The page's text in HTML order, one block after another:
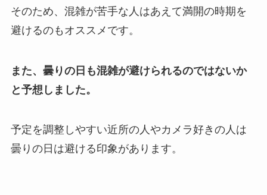
そのため、混雑が苦手な人はあえて満開の時期を
避けるのもオススメです。
また、曇りの日も混雑が避けられるのではないか
と予想しました。
予定を調整しやすい近所の人やカメラ好きの人は
曇りの日は避ける印象があります。